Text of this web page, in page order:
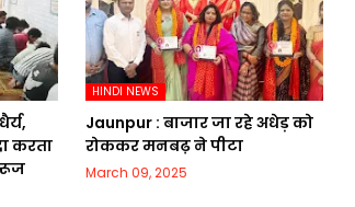
करता
HINDI NEWS
Jaunpur :​ बाजार जा रहे अधेड़ को
रोककर मनबढ़ ने पीटा
March 09, 2025